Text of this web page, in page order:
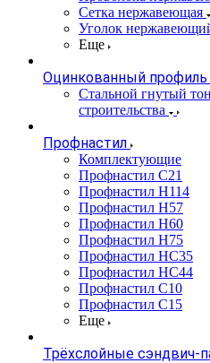
Сетка нержавеющая
Уголок
Еще
Оцинкованный профиль
Стальной гнутый
строительства
Профнастил
Комплектующие
Профнастил C21
Профнастил Н114
Профнастил Н57
Профнастил Н60
Профнастил Н75
Профнастил НС35
Профнастил НС44
Профнастил С10
Профнастил С15
Еще
Трёхслойные сэндвич-